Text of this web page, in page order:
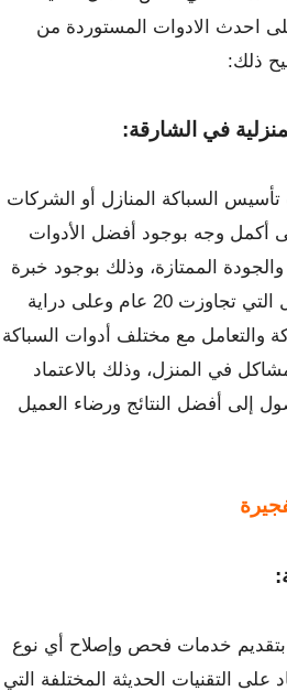
احدث الادوات المستوردة من
ذلك:
في الشارقة:
السباكة المنازل أو الشركات
أكمل وجه بوجود أفضل الأدوات
الممتازة، وذلك بوجود خبرة
عمل طويلة في هذا المجال التي تجاوزت 20 عام وعلى دراية
والتعامل مع مختلف أدوات السباكة
في المنزل، وذلك بالاعتماد
إلى أفضل النتائج ورضاء العميل
خدمات فحص وإصلاح أي نوع
على التقنيات الحديثة المختلفة التي